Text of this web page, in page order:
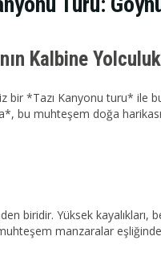
Kalbine Yolculuk
bir *Tazı Kanyonu turu*
bu muhteşem doğa
biridir. Yüksek
manzaralar